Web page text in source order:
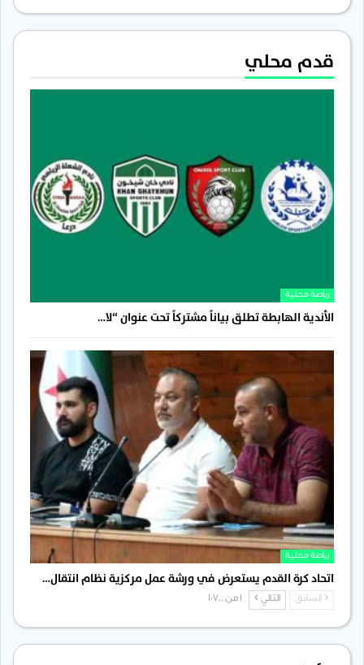
قدم محلي
رياضة محلية
الأندية الهابطة تطلق بياناً مشتركاً تحت عنوان “لا…
رياضة محلية
اتحاد كرة القدم يستعرض في ورشة عمل مركزية نظام انتقال…
السابق التالي